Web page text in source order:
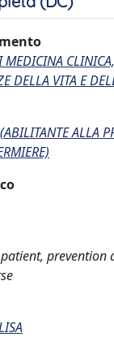
CLINICA,
DELLA VITA E
ALLA
prevention